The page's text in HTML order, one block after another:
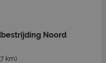
Noord
km)